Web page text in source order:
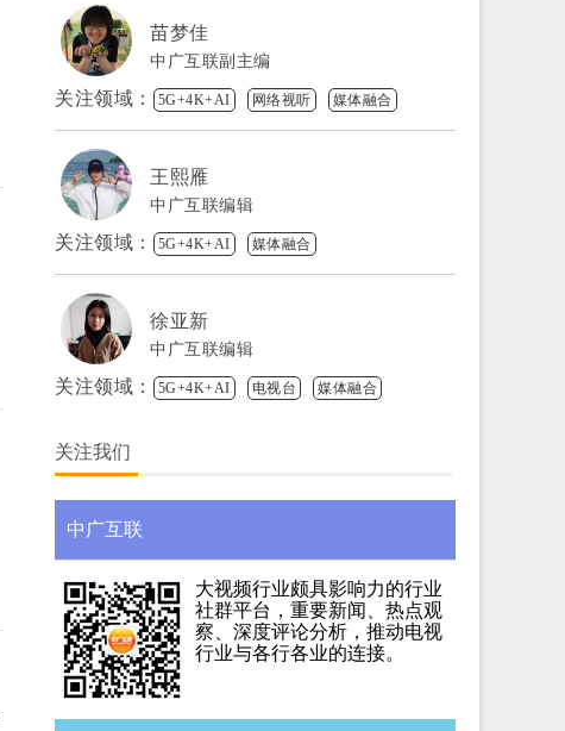
苗梦佳
中广互联副主编
关注领域： 5G+4K+AI 网络视听 媒体融合
王熙雁
中广互联编辑
关注领域： 5G+4K+AI 媒体融合
徐亚新
中广互联编辑
关注领域： 5G+4K+AI 电视台 媒体融合
关注我们
中广互联
大视频行业颇具影响力的行业
社群平台，重要新闻、热点观
察、深度评论分析，推动电视
行业与各行各业的连接。